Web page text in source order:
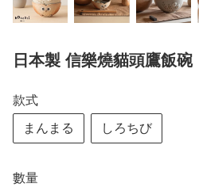
日本製 信樂燒貓頭鷹飯碗
款式
まんまる しろちび
數量